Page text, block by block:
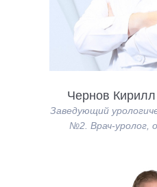
Чернов
Заведующий
№2. Врач-уролог,